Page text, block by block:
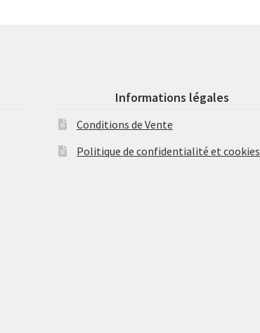
Informations légales
Conditions de Vente
Politique de confidentialité et cookies